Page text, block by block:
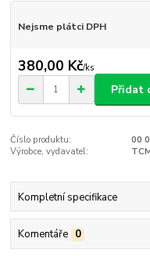
Nejsme plátci DPH
380,00 Kč/ks
Přidat
Číslo produktu:
00
Výrobce, vydavatel:
Kompletní specifikace
Komentáře 0